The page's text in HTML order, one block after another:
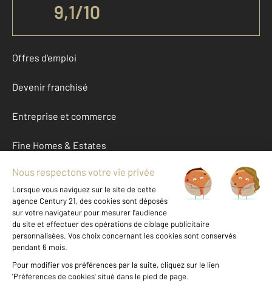
9,1/10
Offres d'emploi
Devenir franchisé
Entreprise et commerce
Fine Homes & Estates
À propos
International
Nous contacter